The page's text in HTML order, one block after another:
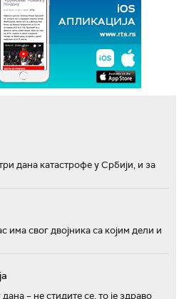
дана катастрофе у Србији, и за
има свог двојника са којим дели и
– не стидите се, то је здраво